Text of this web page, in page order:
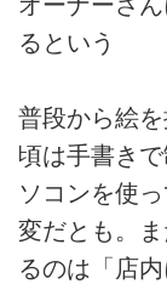
るという
普段から絵
頃は手書き
ソコンを使
変だとも。
るのは「店